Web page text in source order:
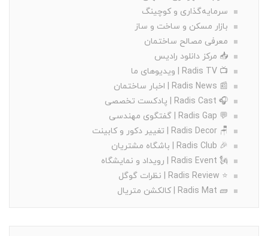
سرمایه‌گذاری و کوچینگ
بازار مسکن و ساخت و ساز
معرفی مصالح ساختمان
📥 مرکز دانلود رادیس
📺 Radis TV | ویدیوهای ما
📰 Radis News | اخبار ساختمان
🎧 Radis Cast | پادکست تخصصی
💬 Radis Gap | گفتگوی مهندسی
🪑 Radis Decor | تغییر دکور و کابینت
🎉 Radis Club | باشگاه مشتریان
🗽 Radis Event | رویداد و نمایشگاه
⭐️ Radis Review | نظرات گوگل
🧱 Radis Mat | کالکشن متریال